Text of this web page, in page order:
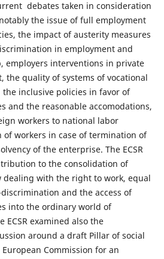
debates taken in consideration
the issue of full employment
the impact of austerity measures
in employment and
employers interventions in private
the quality of systems of vocational
inclusive policies in favor of
and the reasonable accomodations,
workers to national labor
of workers in case of termination of
of the enterprise. The ECSR
to the consolidation of
dealing with the right to work, equal
and the access of
into the ordinary world of
ECSR examined also the
around a draft Pillar of social
Commission for an